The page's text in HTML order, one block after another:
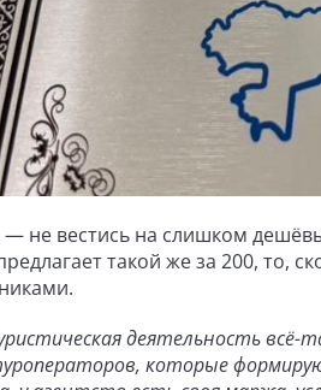
не вестись на слишком
такой же за 200, то,
деятельность
которые